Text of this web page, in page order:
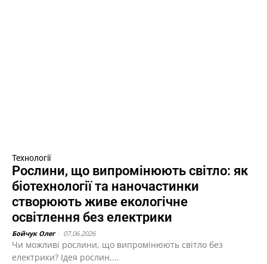
Технології
Рослини, що випромінюють світло: як
біотехнології та наночастинки
створюють живе екологічне
освітлення без електрики
Бойчук Олег 07.06.2026
Чи можливі рослини, що випромінюють світло без
електрики? Ідея рослин,...